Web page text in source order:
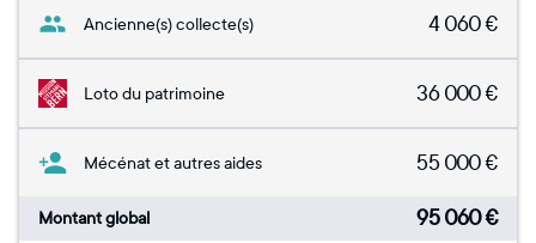
Ancienne(s) collecte(s) 4 060€
Loto du patrimoine 36 000€
Mécénat et autres aides 55 000€
Montant global 95 060€